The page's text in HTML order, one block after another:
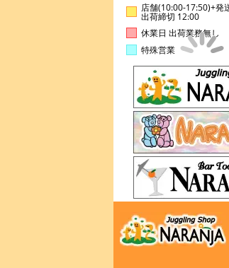
店舗(10:00-17:50)+発
出荷締切 12:00
休業日 出荷業務無し
特殊営業